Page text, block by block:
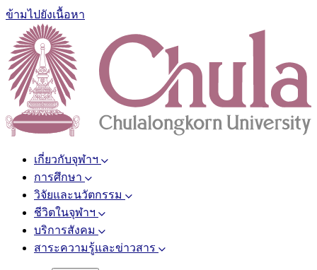
ข้ามไปยังเนื้อหา
เกี่ยวกับจุฬาฯ
การศึกษา
วิจัยและนวัตกรรม
ชีวิตในจุฬาฯ
บริการสังคม
สาระความรู้และข่าวสาร